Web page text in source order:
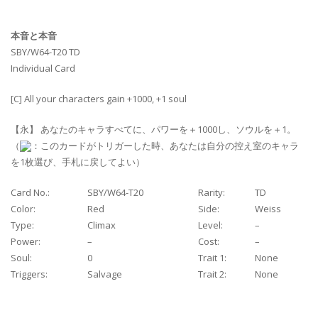
本音と本音
SBY/W64-T20 TD
Individual Card
[C] All your characters gain +1000, +1 soul
【永】 あなたのキャラすべてに、パワーを＋1000し、ソウルを＋1。
（
：このカードがトリガーした時、あなたは自分の控え室のキャラ
を1枚選び、手札に戻してよい）
Card No.: SBY/W64-T20 Rarity:
TD
Color:
Red Side:
Weiss
Type:
Climax Level:
–
Power:
– Cost:
–
Soul:
0 Trait 1:
None
Triggers:
Salvage Trait 2: None